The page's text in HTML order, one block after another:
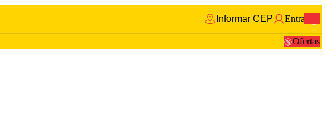
Informar CEP Entrar
Ofertas